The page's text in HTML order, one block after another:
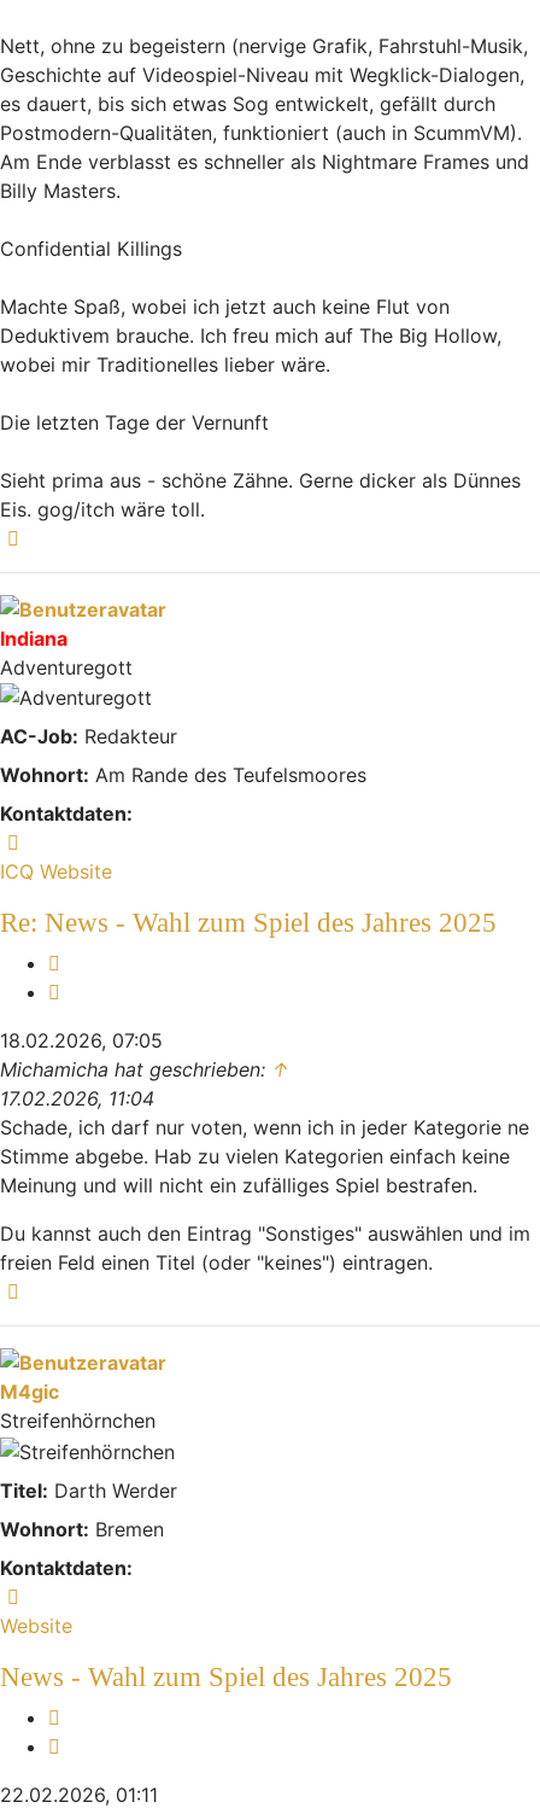
Nett, ohne zu begeistern (nervige Grafik, Fahrstuhl-Musik,
Geschichte auf Videospiel-Niveau mit Wegklick-Dialogen,
es dauert, bis sich etwas Sog entwickelt, gefällt durch
Postmodern-Qualitäten, funktioniert (auch in ScummVM).
Am Ende verblasst es schneller als Nightmare Frames und
Billy Masters.
Confidential Killings
Machte Spaß, wobei ich jetzt auch keine Flut von
Deduktivem brauche. Ich freu mich auf The Big Hollow,
wobei mir Traditionelles lieber wäre.
Die letzten Tage der Vernunft
Sieht prima aus - schöne Zähne. Gerne dicker als Dünnes
Eis. gog/itch wäre toll.
Indiana
Adventuregott
AC-Job: Redakteur
Wohnort: Am Rande des Teufelsmoores
Kontaktdaten:
ICQ Website
Re: News - Wahl zum Spiel des Jahres 2025
18.02.2026, 07:05
Michamicha hat geschrieben: ↑
17.02.2026, 11:04
Schade, ich darf nur voten, wenn ich in jeder Kategorie ne
Stimme abgebe. Hab zu vielen Kategorien einfach keine
Meinung und will nicht ein zufälliges Spiel bestrafen.
Du kannst auch den Eintrag "Sonstiges" auswählen und im
freien Feld einen Titel (oder "keines") eintragen.
M4gic
Streifenhörnchen
Titel: Darth Werder
Wohnort: Bremen
Kontaktdaten:
Website
News - Wahl zum Spiel des Jahres 2025
22.02.2026, 01:11